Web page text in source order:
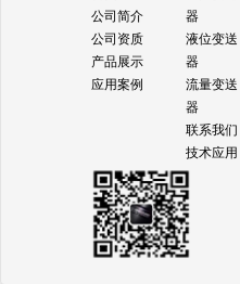
公司简介
公司资质
产品展示
应用案例
器
液位变送
器
流量变送
器
联系我们
技术应用